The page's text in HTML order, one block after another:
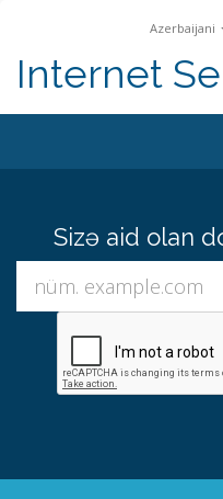
Azerbaijani
Internet
Sizə aid olan